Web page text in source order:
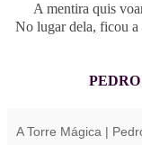
A mentira quis
No lugar dela, ficou a
A Torre Mágica |